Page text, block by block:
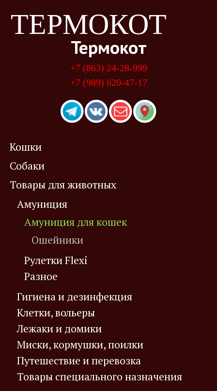
ТЕРМОКОТ
Термокот
+7 (863) 24-28-999
+7 (989) 620-47-17
Кошки
Собаки
Товары для животных
Амуниция
Амуниция для кошек
Ошейники
Рулетки Flexi
Разное
Гигиена и дезинфекция
Клетки, вольеры
Лежаки и домики
Миски, кормушки, поилки
Путешествие и перевозка
Товары специального назначения